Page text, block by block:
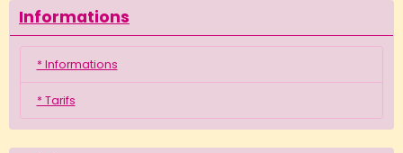
Informations
* Informations
* Tarifs